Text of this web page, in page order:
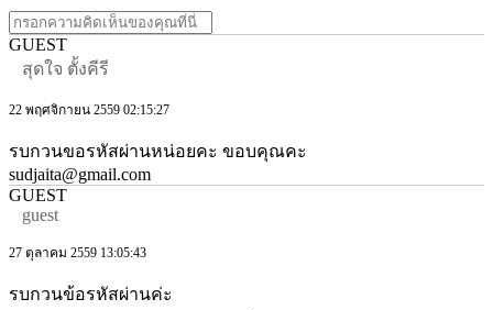
GUEST
สุดใจ ตั้งคีรี
22 พฤศจิกายน 2559 02:15:27
รบกวนขอรหัสผ่านหน่อยคะ ขอบคุณคะ
sudjaita@gmail.com
GUEST
guest
27 ตุลาคม 2559 13:05:43
รบกวนข้อรหัสผ่านค่ะ